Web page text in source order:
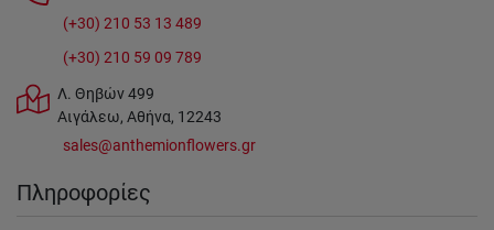
(+30) 210 53 13 489
(+30) 210 59 09 789
Λ. Θηβών 499
Αιγάλεω, Αθήνα, 12243
sales@anthemionflowers.gr
Πληροφορίες